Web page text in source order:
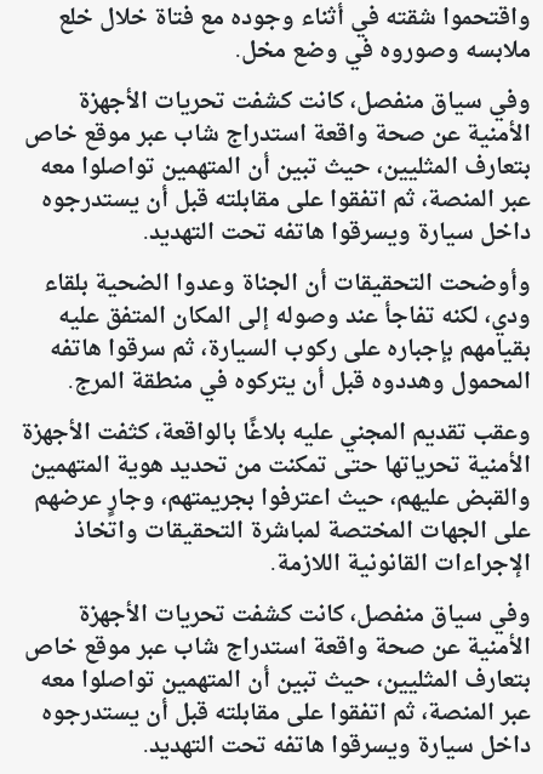
واقتحموا شقته في أثناء وجوده مع فتاة خلال خلع
ملابسه وصوروه في وضع مخل.
وفي سياق منفصل، كانت كشفت تحريات الأجهزة
الأمنية عن صحة واقعة استدراج شاب عبر موقع خاص
بتعارف المثليين، حيث تبين أن المتهمين تواصلوا معه
عبر المنصة، ثم اتفقوا على مقابلته قبل أن يستدرجوه
داخل سيارة ويسرقوا هاتفه تحت التهديد.
وأوضحت التحقيقات أن الجناة وعدوا الضحية بلقاء
ودي، لكنه تفاجأ عند وصوله إلى المكان المتفق عليه
بقيامهم بإجباره على ركوب السيارة، ثم سرقوا هاتفه
المحمول وهددوه قبل أن يتركوه في منطقة المرج.
وعقب تقديم المجني عليه بلاغًا بالواقعة، كثفت الأجهزة
الأمنية تحرياتها حتى تمكنت من تحديد هوية المتهمين
والقبض عليهم، حيث اعترفوا بجريمتهم، وجارٍ عرضهم
على الجهات المختصة لمباشرة التحقيقات واتخاذ
الإجراءات القانونية اللازمة.
وفي سياق منفصل، كانت كشفت تحريات الأجهزة
الأمنية عن صحة واقعة استدراج شاب عبر موقع خاص
بتعارف المثليين، حيث تبين أن المتهمين تواصلوا معه
عبر المنصة، ثم اتفقوا على مقابلته قبل أن يستدرجوه
داخل سيارة ويسرقوا هاتفه تحت التهديد.